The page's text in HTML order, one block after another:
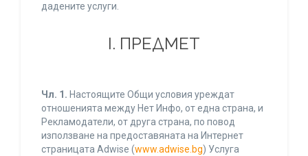
дадените услуги.
І. ПРЕДМЕТ
Чл. 1. Настоящите Общи условия уреждат
отношенията между Нет Инфо, от една страна, и
Рекламодатели, от друга страна, по повод
използване на предоставяната на Интернет
страницата Adwise (www.adwise.bg) Услуга